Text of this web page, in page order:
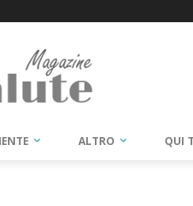
ALTRO QUI